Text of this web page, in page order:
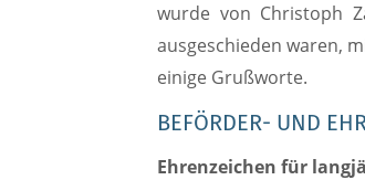
wurde von Christoph
ausgeschieden waren,
einige Grußworte.
BEFÖRDER- UND
Ehrenzeichen für